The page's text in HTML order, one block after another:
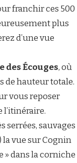
franchir ces 500
plus
d’une vue
des Écouges, où
de hauteur totale.
vous reposer
serrées, sauvages
la vue sur Cognin
» dans la corniche